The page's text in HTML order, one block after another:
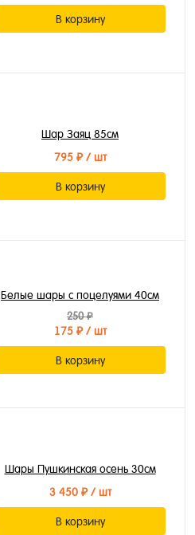
В корзину
Шар Заяц 85см
795 ₽/ шт
В корзину
Белые шары с поцелуями 40см
250 ₽
175 ₽/ шт
В корзину
Шары Пушкинская осень 30см
3 450 ₽/ шт
В корзину